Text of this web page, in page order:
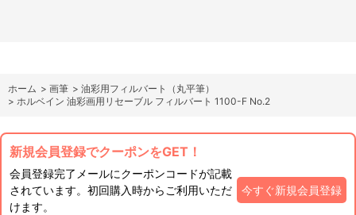
ホーム > 画筆 > 油彩用フィルバート（丸平筆）
> ホルベイン 油彩画用リセーブル フィルバート 1100-F No.2
新規会員登録でクーポンをGET！
会員登録完了メールにクーポンコードが記載
されています。初回購入時からご利用いただ
けます。
今すぐ新規会員登録